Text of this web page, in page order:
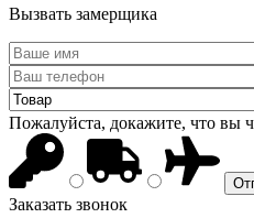
Вызвать замерщика
Пожалуйста, докажите, что вы
Заказать звонок